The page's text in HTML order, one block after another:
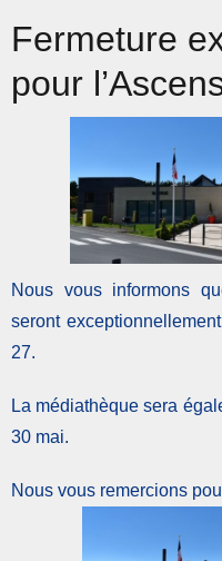
Fermeture
pour
Nous vous informons
seront
27.
La médiathèque sera
30 mai.
Nous vous remercions